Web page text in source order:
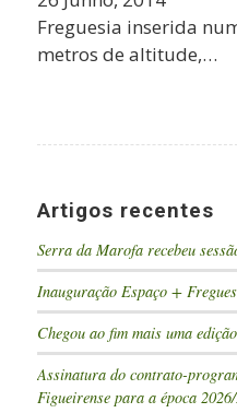
Freguesia inserida
metros de altitude,…
Artigos recentes
Serra da Marofa recebeu
Inauguração Espaço +
Chegou ao fim mais uma
Assinatura do contrato-
Figueirense para a época